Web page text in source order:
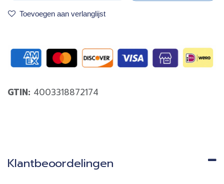
Toevoegen aan verlanglijst
GTIN: 4003318872174
Klantbeoordelingen